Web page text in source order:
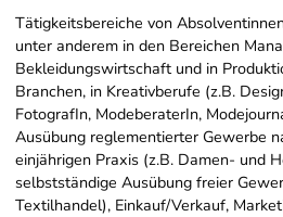
Tätigkeitsbereiche von
unter anderem in den Bereichen
Bekleidungswirtschaft und in
Branchen, in Kreativberufe (z.B.
FotografIn, ModeberaterIn,
Ausübung reglementierter Gewerbe
einjährigen Praxis (z.B. Damen- und
selbstständige Ausübung freier
Textilhandel), Einkauf/Verkauf,